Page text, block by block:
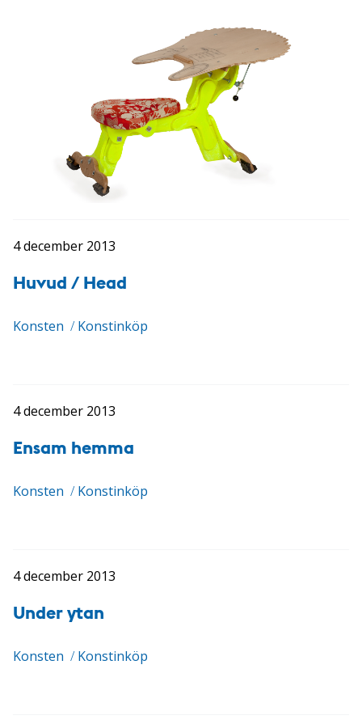
4 december 2013
Huvud / Head
Konsten / Konstinköp
4 december 2013
Ensam hemma
Konsten / Konstinköp
4 december 2013
Under ytan
Konsten / Konstinköp